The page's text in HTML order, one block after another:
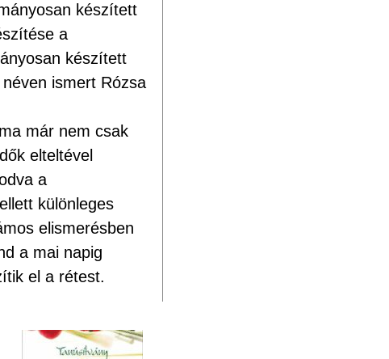
készített
a
készített
ismert Rózsa
már nem csak
elteltével
a
különleges
elismerésben
a mai napig
el a rétest.